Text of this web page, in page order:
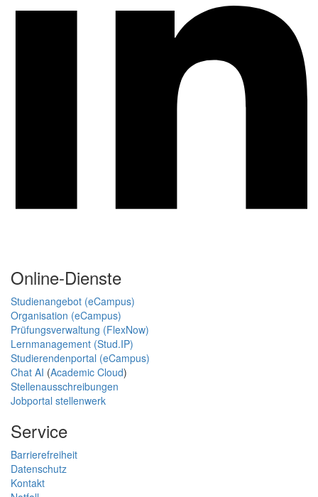
Online-Dienste
Studienangebot (eCampus)
Organisation (eCampus)
Prüfungsverwaltung (FlexNow)
Lernmanagement (Stud.IP)
Studierendenportal (eCampus)
Chat AI (Academic Cloud)
Stellenausschreibungen
Jobportal stellenwerk
Service
Barrierefreiheit
Datenschutz
Kontakt